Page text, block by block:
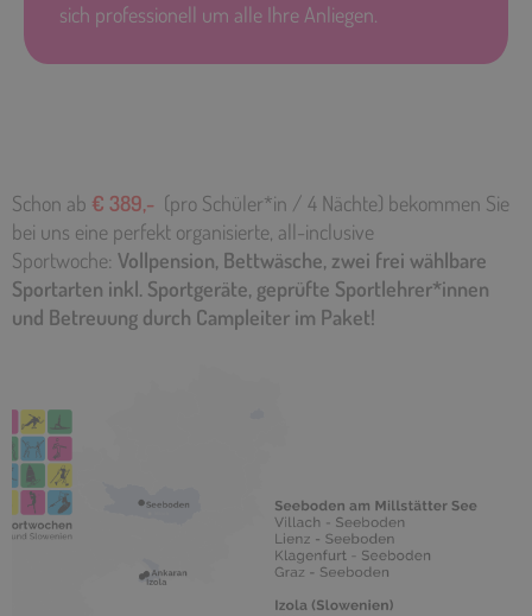
sich professionell um alle Ihre Anliegen.
Schon ab € 389,- (pro Schüler*in / 4 Nächte) bekommen Sie
bei uns eine perfekt organisierte, all-inclusive
Sportwoche: Vollpension, Bettwäsche, zwei frei wählbare
Sportarten inkl. Sportgeräte, geprüfte Sportlehrer*innen
und Betreuung durch Campleiter im Paket!